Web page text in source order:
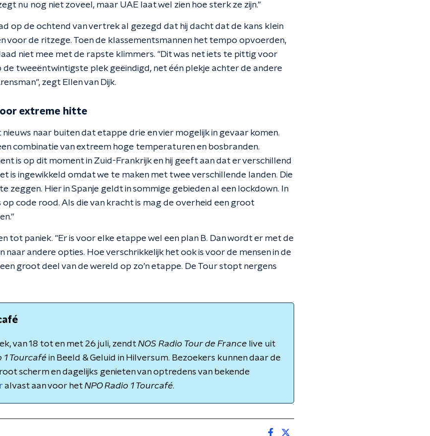
nu nog niet zoveel, maar UAE laat wel zien hoe sterk ze zijn."
op de ochtend van vertrek al gezegd dat hij dacht dat de kans klein
voor de ritzege. Toen de klassementsmannen het tempo opvoerden,
niet mee met de rapste klimmers. "Dit was net iets te pittig voor
de tweeëntwintigste plek geëindigd, net één plekje achter de andere
zegt Ellen van Dijk.
extreme hitte
naar buiten dat etappe drie en vier mogelijk in gevaar komen.
combinatie van extreem hoge temperaturen en bosbranden.
is op dit moment in Zuid-Frankrijk en hij geeft aan dat er verschillend
is ingewikkeld omdat we te maken met twee verschillende landen. Die
zeggen. Hier in Spanje geldt in sommige gebieden al een lockdown. In
op code rood. Als die van kracht is mag de overheid een groot
tot paniek. "Er is voor elke etappe wel een plan B. Dan wordt er met de
naar andere opties. Hoe verschrikkelijk het ook is voor de mensen in de
groot deel van de wereld op zo’n etappe. De Tour stopt nergens
van 18 tot en met 26 juli, zendt NOS Radio Tour de France live uit
1 Tourcafé in Beeld & Geluid in Hilversum. Bezoekers kunnen daar de
scherm en dagelijks genieten van optredens van bekende
alvast aan voor het NPO Radio 1 Tourcafé.